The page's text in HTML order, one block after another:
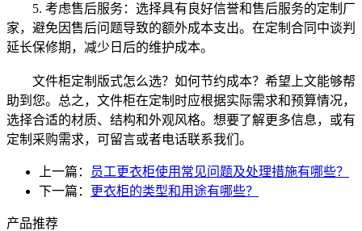
5. 考虑售后服务：选择具有良好信誉和售后服务的定制厂
家，避免因售后问题导致的额外成本支出。在定制合同中谈判
延长保修期，减少日后的维护成本。
文件柜定制版式怎么选？如何节约成本？希望上文能够帮
助到您。总之，文件柜在定制时应根据实际需求和预算情况，
选择合适的材质、结构和外观风格。想要了解更多信息，或有
定制采购需求，可留言或者电话联系我们。
上一篇：
员工更衣柜使用常见问题及处理措施有哪些？
下一篇：
更衣柜的类型和用途有哪些？
产品推荐